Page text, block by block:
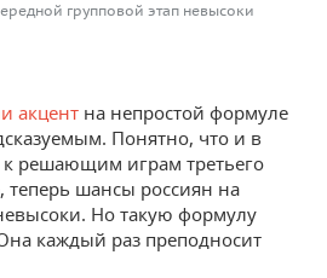
групповой этап невысоки
акцент на непростой формуле
Понятно, что и в
к решающим играм третьего
теперь шансы россиян на
Но такую формулу
каждый раз преподносит